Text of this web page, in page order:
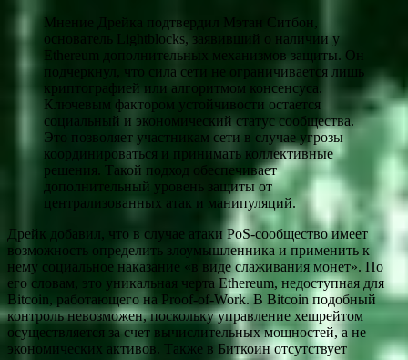
Мнение Дрейка подтвердил Мэтан Ситбон,
основатель Lightblocks, заявивший о наличии у
Ethereum дополнительных механизмов защиты. Он
подчеркнул, что сила сети не ограничивается лишь
криптографией или алгоритмом консенсуса.
Ключевым фактором устойчивости остается
социальный и экономический статус сообщества.
Это позволяет участникам сети в случае угрозы
координироваться и принимать коллективные
решения. Такой подход обеспечивает
дополнительный уровень защиты от
централизованных атак и манипуляций.
Дрейк добавил, что в случае атаки PoS-сообщество имеет
возможность определить злоумышленника и применить к
нему социальное наказание «в виде слаживания монет». По
его словам, это уникальная черта Ethereum, недоступная для
Bitcoin, работающего на Proof-of-Work. В Bitcoin подобный
контроль невозможен, поскольку управление хешрейтом
осуществляется за счет вычислительных мощностей, а не
экономических активов. Также в Биткоин отсутствует